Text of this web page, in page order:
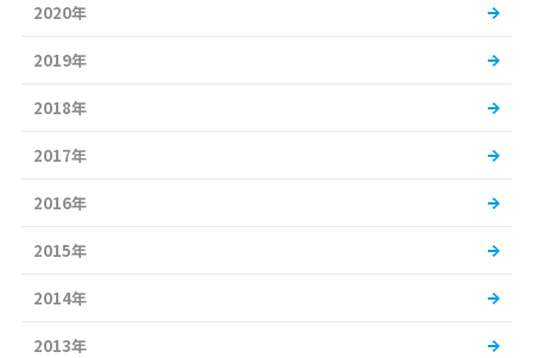
2020年
2019年
2018年
2017年
2016年
2015年
2014年
2013年